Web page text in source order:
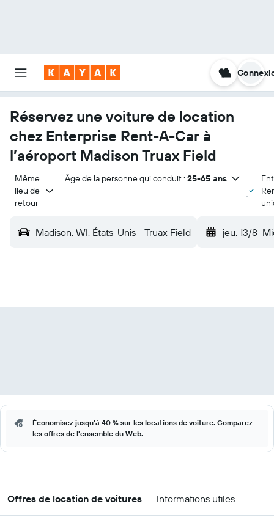
Réservez une voiture de location
chez Enterprise Rent-A-Car à
l’aéroport Madison Truax Field
Même
lieu de
retour
Âge de la personne qui conduit : 25-65 ans
Madison, WI, États-Unis - Truax Field jeu. 13/8
Économisez jusqu'à 40 % sur les locations de voiture. Comparez
les offres de l'ensemble du Web.
Offres de location de voitures Informations utiles